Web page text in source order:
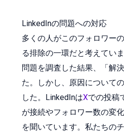
LinkedInの問題への対応
多くの人がこのフォロワー
る排除の一環だと考えてい
問題を調査した結果、「解
た。しかし、原因について
した。LinkedInはXでの投稿
が接続やフォロワー数の変
を聞いています。私たちの